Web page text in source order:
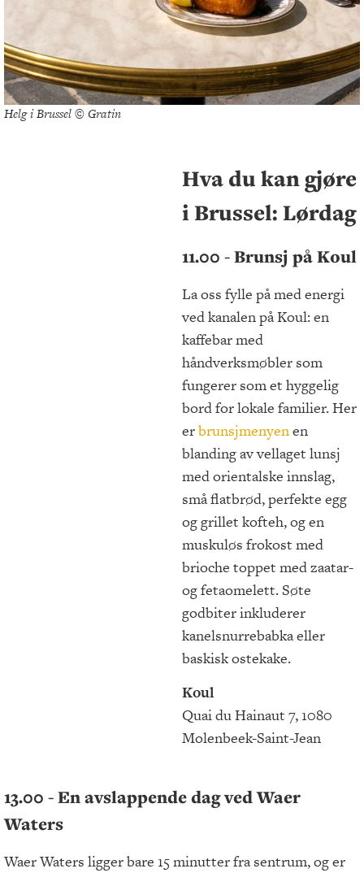
Helg i Brussel © Gratin
Hva du kan gjøre
i Brussel: Lørdag
11.00 - Brunsj på Koul
La oss fylle på med energi
ved kanalen på Koul: en
kaffebar med
håndverksmøbler som
fungerer som et hyggelig
bord for lokale familier. Her
erbrunsjmenyenen
blanding av vellaget lunsj
med orientalske innslag,
små flatbrød, perfekte egg
og grillet kofteh, og en
muskuløs frokost med
brioche toppet med zaatar-
og fetaomelett. Søte
godbiter inkluderer
kanelsnurrebabka eller
baskisk ostekake.
Koul
Quai du Hainaut 7, 1080
Molenbeek-Saint-Jean
13.00 - En avslappende dag ved Waer
Waters
Waer Waters ligger bare 15 minutter fra sentrum, og er